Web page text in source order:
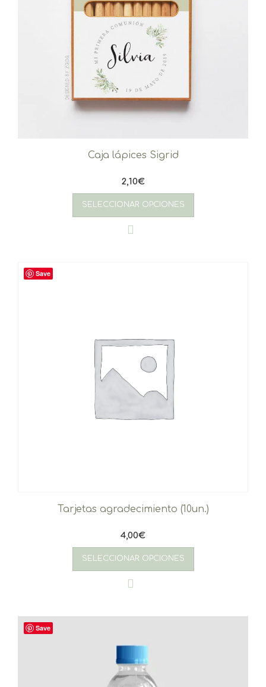
Caja lápices Sigrid
2,10€
SELECCIONAR OPCIONES
Save
Tarjetas agradecimiento (10un.)
4,00€
SELECCIONAR OPCIONES
Save